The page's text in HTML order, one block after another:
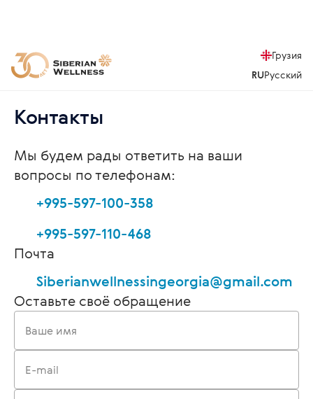
Грузия
RUРусский
Контакты
Мы будем рады ответить на ваши
вопросы по телефонам:
+995-597-100-358
+995-597-110-468
Почта
Siberianwellnessingeorgia@gmail.com
Оставьте своё обращение
Ваше имя
E-mail